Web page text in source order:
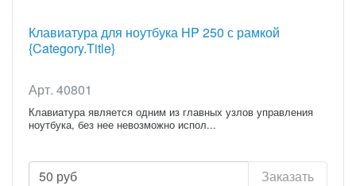
Клавиатура для ноутбука HP 250 с рамкой
{Category.Title}
Арт. 40801
Клавиатура является одним из главных узлов управления
ноутбука, без нее невозможно испол...
50 руб Заказать